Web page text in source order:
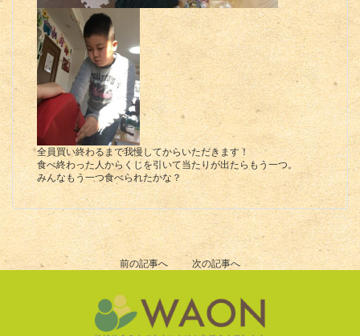
全員買い終わるまで我慢してからいただきます！
食べ終わった人からくじを引いて当たりが出たらもう一つ。
みんなもう一つ食べられたかな？
前の記事へ 次の記事へ